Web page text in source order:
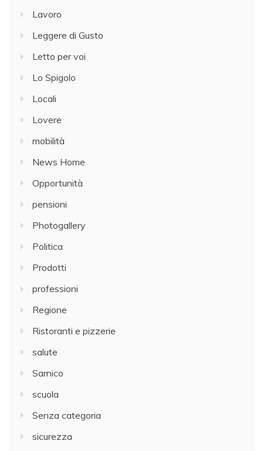
Lavoro
Leggere di Gusto
Letto per voi
Lo Spigolo
Locali
Lovere
mobilità
News Home
Opportunità
pensioni
Photogallery
Politica
Prodotti
professioni
Regione
Ristoranti e pizzerie
salute
Sarnico
scuola
Senza categoria
sicurezza